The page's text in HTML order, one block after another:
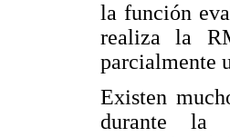
la función
realiza la
parcialmente
Existen
durante la